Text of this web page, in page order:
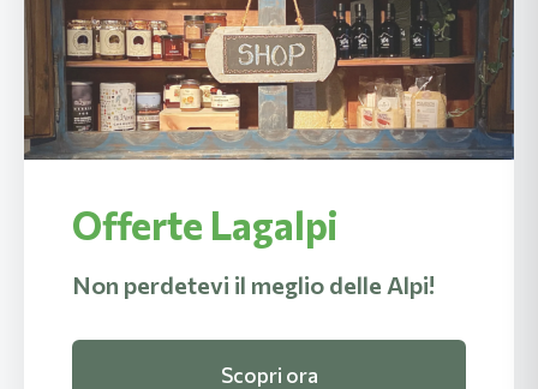
Offerte Lagalpi
Non perdetevi il meglio delle Alpi!
Scopri ora